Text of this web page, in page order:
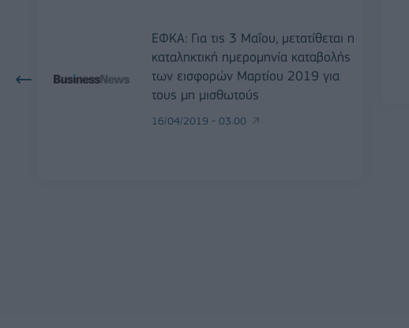
ΕΦΚΑ: Για τις 3 Μαΐου, μετατίθεται η
καταληκτική ημερομηνία καταβολής
των εισφορών Μαρτίου 2019 για
τους μη μισθωτούς
16/04/2019 - 03:00